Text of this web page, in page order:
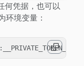
何凭据，也可以
环境变量：